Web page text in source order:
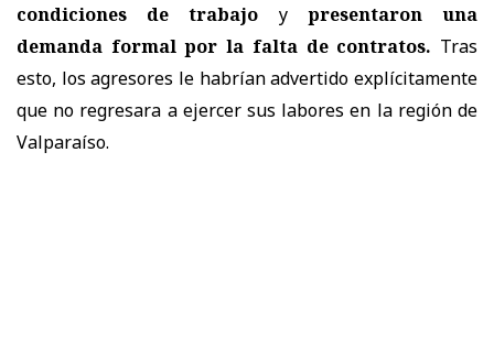
condiciones de trabajo y presentaron una
demanda formal por la falta de contratos. Tras
esto, los agresores le habrían advertido explícitamente
que no regresara a ejercer sus labores en la región de
Valparaíso.